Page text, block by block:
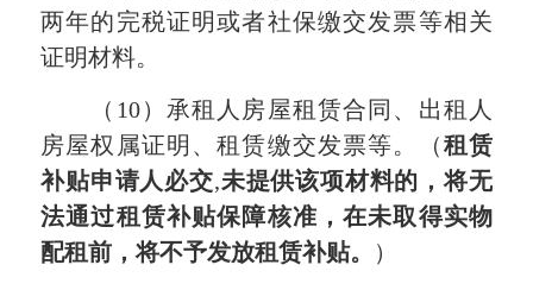
两年的完税证明或者社保缴交发票等相关
证明材料。
（10）承租人房屋租赁合同、出租人
房屋权属证明、租赁缴交发票等。（租赁
补贴申请人必交,未提供该项材料的，将无
法通过租赁补贴保障核准，在未取得实物
配租前，将不予发放租赁补贴。
）